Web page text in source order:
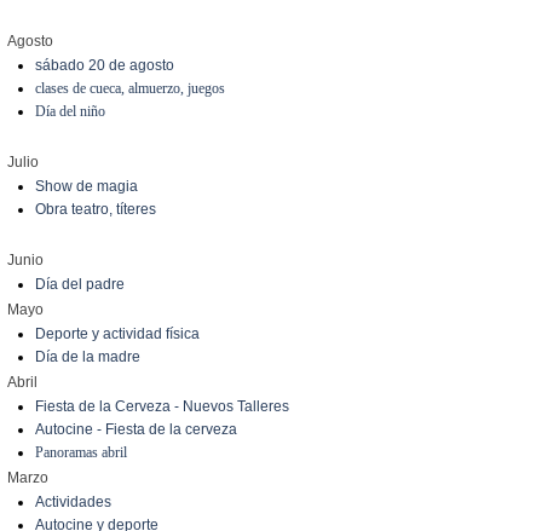
Agosto
sábado 20 de agosto
clases de cueca, almuerzo, juegos
Día del niño
Julio
Show de magia
Obra teatro, títeres
Junio
Día del padre
Mayo
Deporte y actividad física
Día de la madre
Abril
Fiesta de la Cerveza - Nuevos Talleres
Autocine - Fiesta de la cerveza
Panoramas abril
Marzo
Actividades
Autocine y deporte